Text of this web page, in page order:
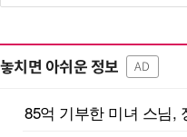
놓치면 아쉬운 정보 AD